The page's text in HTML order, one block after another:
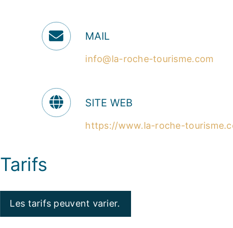
MAIL
info@la-roche-tourisme.com
SITE WEB
https://www.la-roche-
Tarifs
Les tarifs peuvent varier.